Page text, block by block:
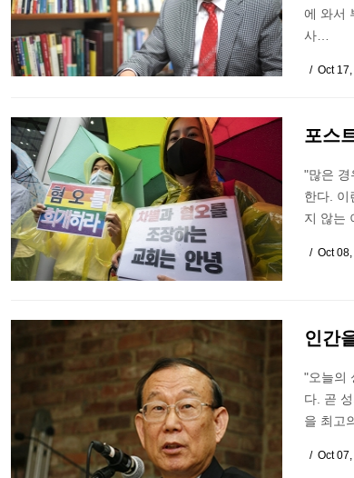
에 와서
사…
Oct
포스
"많은 경
한다. 이
지 않는
Oct
인간
"오늘의
다. 곧
을 최고
Oct